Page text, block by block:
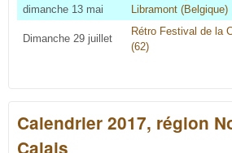
dimanche 13 mai
Libramont (Belgique)
Dimanche 29 juillet
Rétro Festival de la
(62)
Calendrier 2017, région
Calais